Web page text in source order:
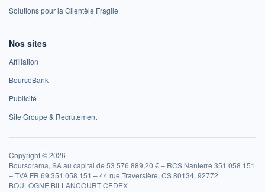
Solutions pour la Clientèle Fragile
Nos sites
Affiliation
BoursoBank
Publicité
Site Groupe & Recrutement
Copyright © 2026
Boursorama, SA au capital de 53 576 889,20 € – RCS Nanterre 351 058 151
– TVA FR 69 351 058 151 – 44 rue Traversière, CS 80134, 92772
BOULOGNE BILLANCOURT CEDEX